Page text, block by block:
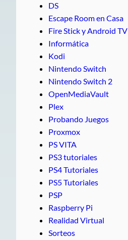
DS
Escape Room en Casa
Fire Stick y Android TV
Informática
Kodi
Nintendo Switch
Nintendo Switch 2
OpenMediaVault
Plex
Probando Juegos
Proxmox
PS VITA
PS3 tutoriales
PS4 Tutoriales
PS5 Tutoriales
PSP
Raspberry Pi
Realidad Virtual
Sorteos